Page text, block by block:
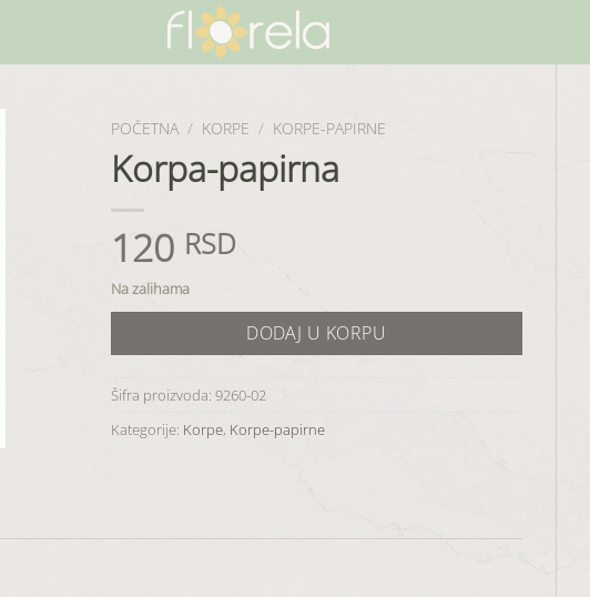
POČETNA / KORPE / KORPE-PAPIRNE
Korpa-papirna
120 RSD
Na zalihama
DODAJ U KORPU
Šifra proizvoda: 9260-02
Kategorije: Korpe, Korpe-papirne